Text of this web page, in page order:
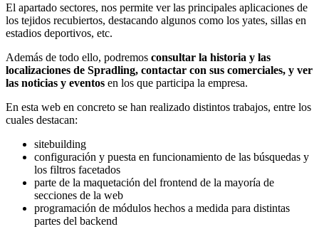
El apartado sectores, nos permite ver las principales aplicaciones de
los tejidos recubiertos, destacando algunos como los yates, sillas en
estadios deportivos, etc.
Además de todo ello, podremos consultar la historia y las
localizaciones de Spradling, contactar con sus comerciales, y ver
las noticias y eventos en los que participa la empresa.
En esta web en concreto se han realizado distintos trabajos, entre los
cuales destacan:
sitebuilding
configuración y puesta en funcionamiento de las búsquedas y
los filtros facetados
parte de la maquetación del frontend de la mayoría de
secciones de la web
programación de módulos hechos a medida para distintas
partes del backend